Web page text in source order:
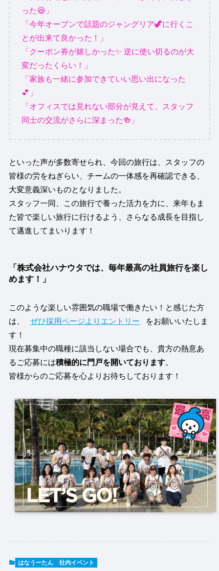
った😆」
「今年オープンで話題のジャングリア🦖に行くこ
とが出来て良かった！」
「クーポン券が嬉しかった✨️ 逆に使い切るのが大
変だったくらい！」
「家族も一緒に参加できていい思い出になった
💕」
「オフィスでは見れない部分が見えて、スタッフ
同士の交流がさらに深まった🍻」
といった声が多数寄せられ、今回の旅行は、スタッフの
皆様の労をねぎらい、チームの一体感を再確認できる、
大変意義深いものとなりました。
スタッフ一同、この旅行で養った活力を力に、来年もま
た皆で楽しい旅行に行けるよう、さらなる成長を目指し
て邁進してまいります！
「株式会社ハナウタでは、毎年最高の社員旅行を楽し
めます！」
このような楽しい雰囲気の職場で働きたい！と感じた方
は、
ぜひ採用ページよりエントリー
をお願いいたしま
す！
現在募集中の職種に該当しない場合でも、貴方の熱意あ
るご応募には積極的に門戸を開いております。
皆様からのご応募を心よりお待ちしております！
はなうーたん 社内イベント